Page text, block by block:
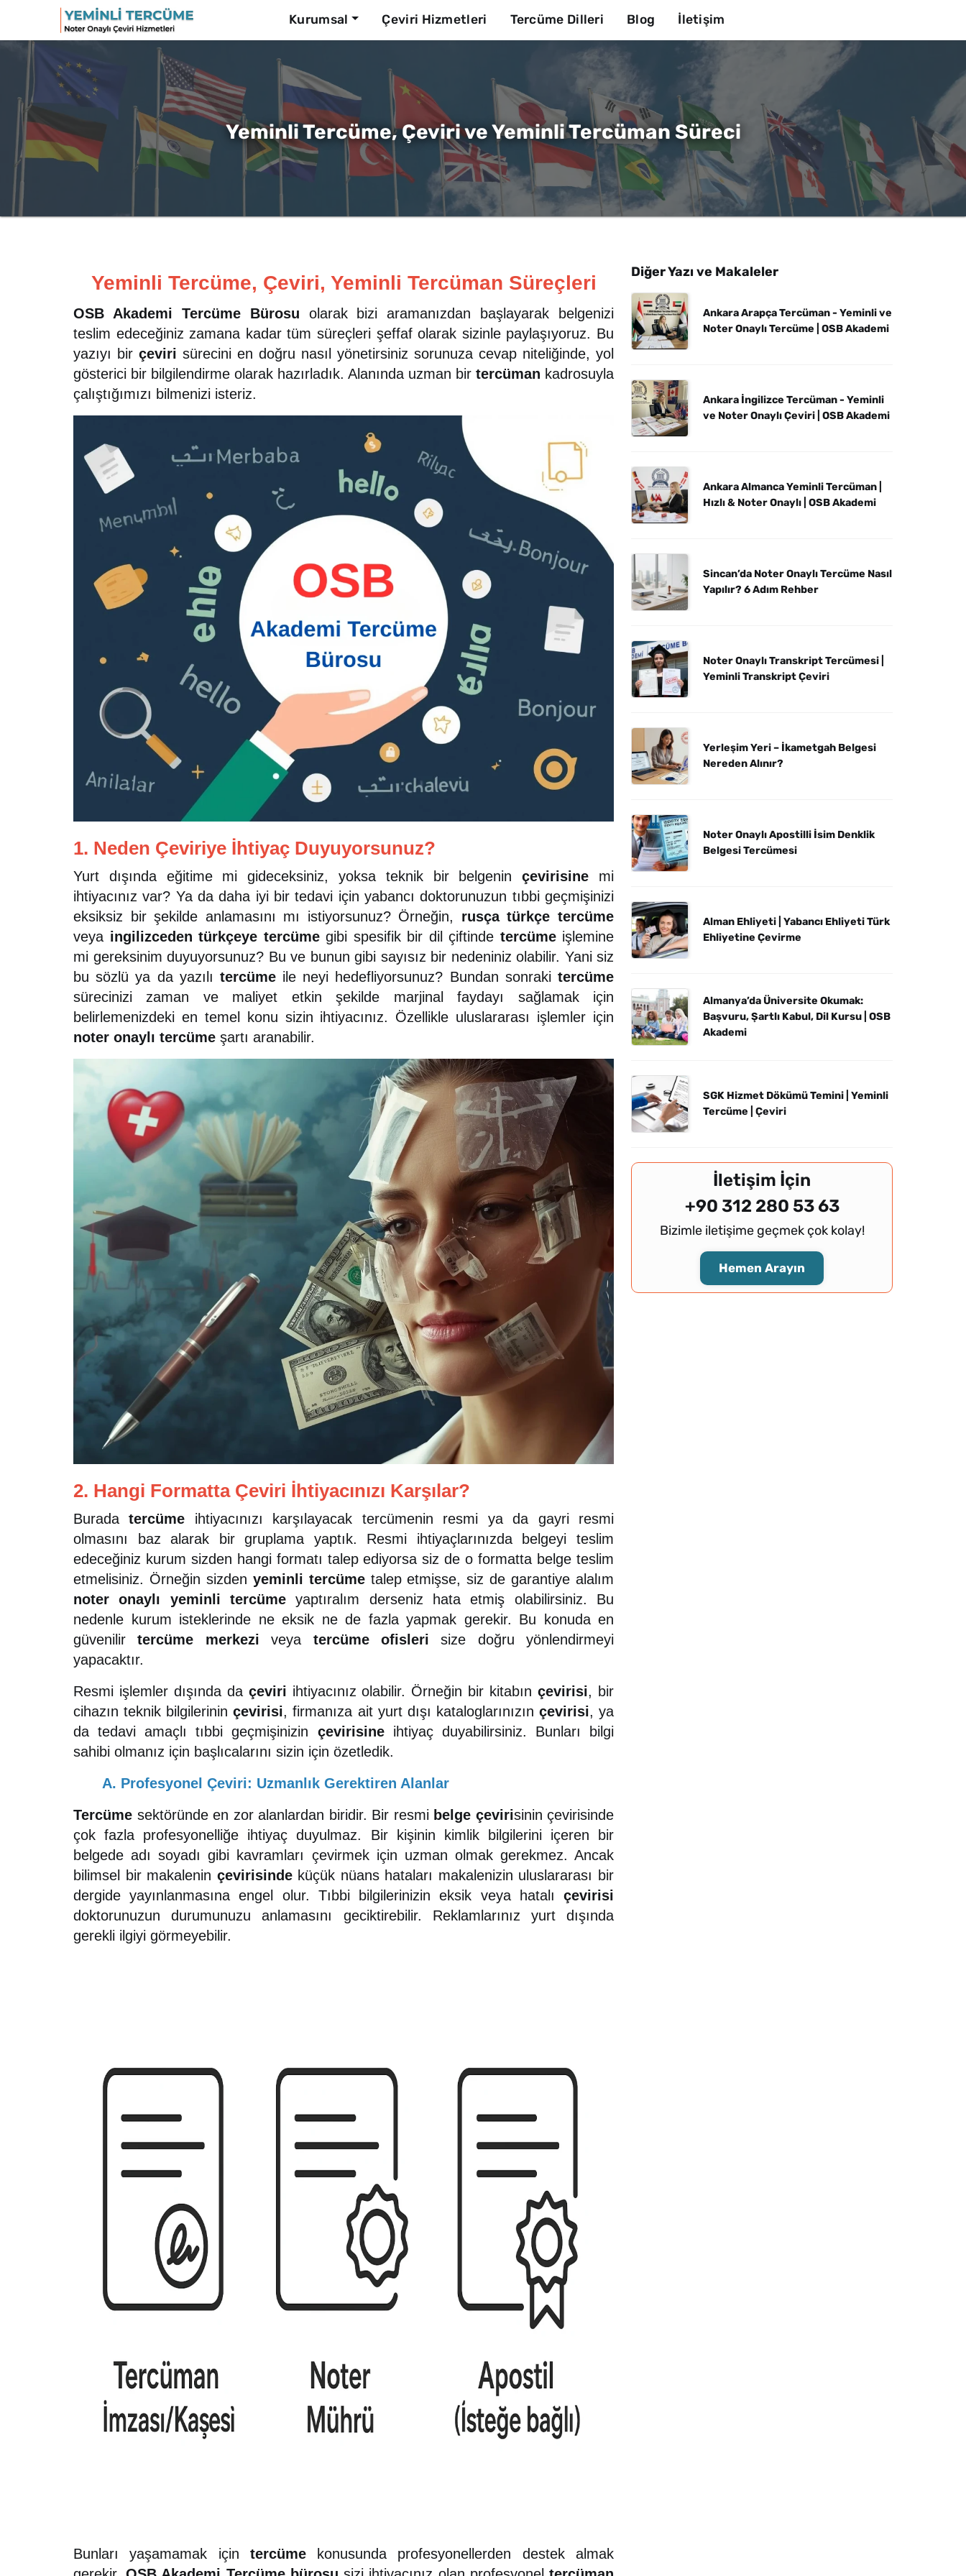
Kurumsal Çeviri Hizmetleri Tercüme Dilleri Blog İletişim
Yeminli Tercüme, Çeviri ve Yeminli Tercüman Süreci
Yeminli Tercüme, Çeviri, Yeminli Tercüman Süreçleri
OSB Akademi Tercüme Bürosu olarak bizi aramanızdan başlayarak belgenizi
teslim edeceğiniz zamana kadar tüm süreçleri şeffaf olarak sizinle paylaşıyoruz. Bu
yazıyı bir çeviri sürecini en doğru nasıl yönetirsiniz sorunuza cevap niteliğinde, yol
gösterici bir bilgilendirme olarak hazırladık. Alanında uzman bir tercüman kadrosuyla
çalıştığımızı bilmenizi isteriz.
1. Neden Çeviriye İhtiyaç Duyuyorsunuz?
Yurt dışında eğitime mi gideceksiniz, yoksa teknik bir belgeninçevirisine mi
ihtiyacınız var? Ya da daha iyi bir tedavi için yabancı doktorunuzun tıbbi geçmişinizi
eksiksiz bir şekilde anlamasını mı istiyorsunuz? Örneğin, rusça türkçe tercüme
veya ingilizceden türkçeye tercümegibi spesifik bir dil çiftinde tercümeişlemine
mi gereksinim duyuyorsunuz? Bu ve bunun gibi sayısız bir nedeniniz olabilir. Yani siz
bu sözlü ya da yazılı tercümeile neyi hedefliyorsunuz? Bundan sonrakitercüme
sürecinizi zaman ve maliyet etkin şekilde marjinal faydayı sağlamak için
belirlemenizdeki en temel konu sizin ihtiyacınız. Özellikle uluslararası işlemler için
noter onaylı tercüme şartı aranabilir.
2. Hangi Formatta Çeviri İhtiyacınızı Karşılar?
Buradatercüme ihtiyacınızı karşılayacak tercümenin resmi ya da gayri resmi
olmasını baz alarak bir gruplama yaptık. Resmi ihtiyaçlarınızda belgeyi teslim
edeceğiniz kurum sizden hangi formatı talep ediyorsa siz de o formatta belge teslim
etmelisiniz. Örneğin sizden yeminli tercümetalep etmişse, siz de garantiye alalım
noter onaylı yeminli tercüme yaptıralım derseniz hata etmiş olabilirsiniz. Bu
nedenle kurum isteklerinde ne eksik ne de fazla yapmak gerekir. Bu konuda en
güvenilirtercüme merkezi veya tercüme ofisleri size doğru yönlendirmeyi
yapacaktır.
Resmi işlemler dışında da çeviri ihtiyacınız olabilir. Örneğin bir kitabınçevirisi, bir
cihazın teknik bilgilerininçevirisi, firmanıza ait yurt dışı kataloglarınızın çevirisi, ya
da tedavi amaçlı tıbbi geçmişinizin çevirisineihtiyaç duyabilirsiniz. Bunları bilgi
sahibi olmanız için başlıcalarını sizin için özetledik.
A. Profesyonel Çeviri: Uzmanlık Gerektiren Alanlar
Tercüme sektöründe en zor alanlardan biridir. Bir resmi belge çevirisinin çevirisinde
çok fazla profesyonelliğe ihtiyaç duyulmaz. Bir kişinin kimlik bilgilerini içeren bir
belgede adı soyadı gibi kavramları çevirmek için uzman olmak gerekmez. Ancak
bilimsel bir makalenin çevirisindeküçük nüans hataları makalenizin uluslararası bir
dergide yayınlanmasına engel olur. Tıbbi bilgilerinizin eksik veya hatalı çevirisi
doktorunuzun durumunuzu anlamasını geciktirebilir. Reklamlarınız yurt dışında
gerekli ilgiyi görmeyebilir.
Bunları yaşamamak için tercümekonusunda profesyonellerden destek almak
Diğer Yazı ve Makaleler
Ankara Arapça Tercüman - Yeminli ve
Noter Onaylı Tercüme | OSB Akademi
Ankara İngilizce Tercüman - Yeminli
ve Noter Onaylı Çeviri | OSB Akademi
Ankara Almanca Yeminli Tercüman |
Hızlı & Noter Onaylı | OSB Akademi
Sincan’da Noter Onaylı Tercüme Nasıl
Yapılır? 6 Adım Rehber
Noter Onaylı Transkript Tercümesi |
Yeminli Transkript Çeviri
Yerleşim Yeri – İkametgah Belgesi
Nereden Alınır?
Noter Onaylı Apostilli İsim Denklik
Belgesi Tercümesi
Alman Ehliyeti | Yabancı Ehliyeti Türk
Ehliyetine Çevirme
Almanya’da Üniversite Okumak:
Başvuru, Şartlı Kabul, Dil Kursu | OSB
Akademi
SGK Hizmet Dökümü Temini | Yeminli
Tercüme | Çeviri
İletişim İçin
+90 312 280 53 63
Bizimle iletişime geçmek çok kolay!
Hemen Arayın